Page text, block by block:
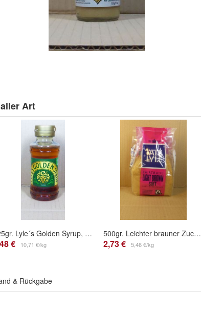
Art
325gr. Lyle´s Golden Syrup, Zuckersirup zum Kochen, Backen und Geniessen, VEGAN
€ 10,71 €/kg
500gr. Leichter brauner Zucker, unraffiniert, von Tate+Lyle, Fairtrade, VEGAN
2,73 € 5,46 €/kg
& Rückgabe